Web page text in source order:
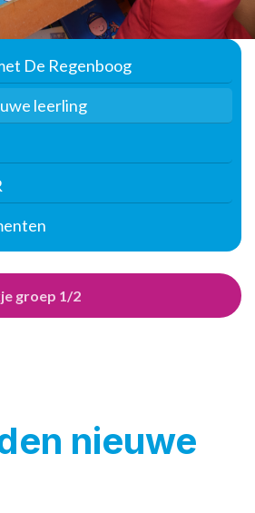
De Regenboog
leerling
groep 1/2
nieuwe